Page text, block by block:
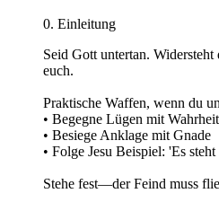
0. Einleitung
Seid Gott untertan.
euch.
Praktische Waffen, wenn du
• Begegne Lügen mit Wahrheit
• Besiege Anklage mit Gnade
• Folge Jesu Beispiel: 'Es
Stehe fest—der Feind muss